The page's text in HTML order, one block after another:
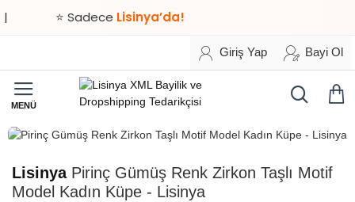
⭐ SadeceLisinya’da!
Giriş Yap Bayi Ol
LisinyaPirinç Gümüş Renk Zirkon Taşlı Motif
Model Kadın Küpe - Lisinya